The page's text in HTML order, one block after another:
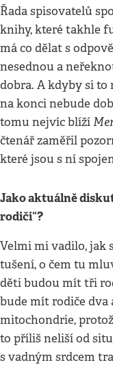
Řada spisovatelů
knihy, které takhle
má co dělat s
nesednou a
dobra. A kdyby si to
na konci nebude
tomu nejvíc blíží
čtenář zaměřil
které jsou s ní
Jako aktuálně
rodiči“?
Velmi mi vadilo, jak
tušení, o čem tu
děti budou mít tři
bude mít rodiče dva
mitochondrie,
to příliš neliší od
s vadným srdcem